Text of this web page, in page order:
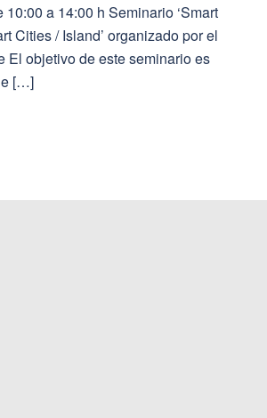
a 14:00 h Seminario ‘Smart
Cities / Island’ organizado por el
El objetivo de este seminario es
[…]